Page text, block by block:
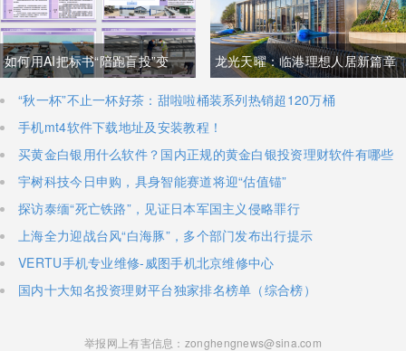
如何用AI把标书“陪跑盲投”变
成“降维打击”，实现利润翻倍？
​龙光天曜：临港理想人居新篇章
​“秋一杯”不止一杯好茶：甜啦啦桶装系列热销超120万桶
手机mt4软件下载地址及安装教程！
买黄金白银用什么软件？国内正规的黄金白银投资理财软件有哪些
宇树科技今日申购，具身智能赛道将迎“估值锚”
探访泰缅“死亡铁路”，见证日本军国主义侵略罪行
上海全力迎战台风“白海豚”，多个部门发布出行提示
VERTU手机专业维修-威图手机北京维修中心
国内十大知名投资理财平台独家排名榜单（综合榜）
举报网上有害信息：zonghengnews@sina.com